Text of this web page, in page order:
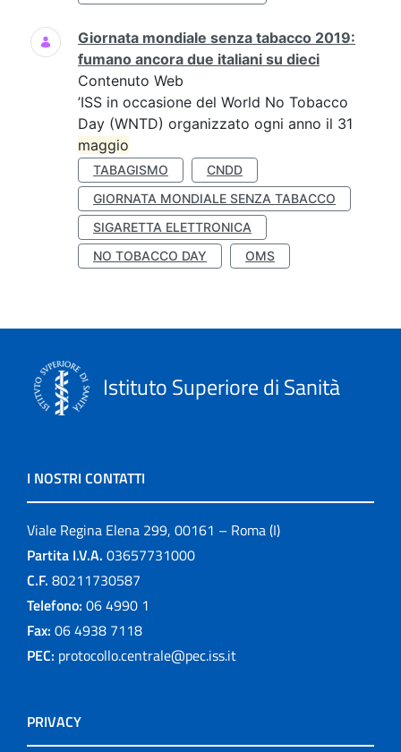
Giornata mondiale senza tabacco 2019:
fumano ancora due italiani su dieci
Contenuto Web
’ISS in occasione del World No Tobacco
Day (WNTD) organizzato ogni anno il 31
maggio
TABAGISMO
CNDD
GIORNATA MONDIALE SENZA TABACCO
SIGARETTA ELETTRONICA
NO TOBACCO DAY
OMS
Istituto Superiore di Sanità
I NOSTRI CONTATTI
Viale Regina Elena 299, 00161 – Roma (I)
Partita I.V.A. 03657731000
C.F. 80211730587
Telefono: 06 4990 1
Fax: 06 4938 7118
PEC: protocollo.centrale@pec.iss.it
PRIVACY